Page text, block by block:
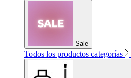
Sale
Todos los productos categorías